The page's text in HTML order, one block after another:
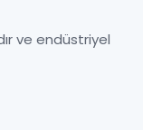
ve endüstriyel